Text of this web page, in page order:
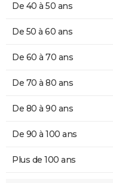
De 40 à 50 ans
De 50 à 60 ans
De 60 à 70 ans
De 70 à 80 ans
De 80 à 90 ans
De 90 à 100 ans
Plus de 100 ans